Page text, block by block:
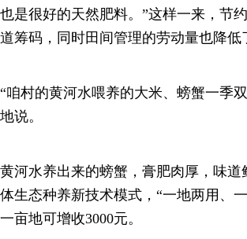
也是很好的天然肥料。”这样一来，节
道筹码，同时田间管理的劳动量也降低
“咱村的黄河水喂养的大米、螃蟹一季
地说。
黄河水养出来的螃蟹，膏肥肉厚，味
体生态种养新技术模式，“一地两用、
一亩地可增收3000元。